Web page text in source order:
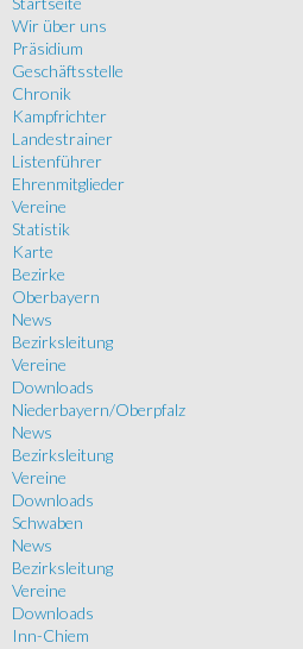
Wir über uns
Präsidium
Geschäftsstelle
Chronik
Kampfrichter
Landestrainer
Listenführer
Ehrenmitglieder
Vereine
Statistik
Karte
Bezirke
Oberbayern
News
Bezirksleitung
Vereine
Downloads
Niederbayern/Oberpfalz
News
Bezirksleitung
Vereine
Downloads
Schwaben
News
Bezirksleitung
Vereine
Downloads
Inn-Chiem